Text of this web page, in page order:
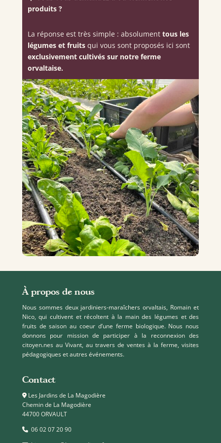
produits ?
La réponse est très simple : absolument tous les
légumes et fruitsqui vous sont proposés ici sont
exclusivement cultivés sur notre ferme
orvaltaise.
À propos de nous
Nous sommes deux jardiniers-maraîchers orvaltais, Romain et
Nico, qui cultivent et récoltent à la main des légumes et des
fruits de saison au coeur d’une ferme biologique. Nous nous
donnons pour mission de participer à la reconnexion des
citoyen.nes au Vivant, au travers de ventes à la ferme, visites
pédagogiques et autres événements.
Contact
Les Jardins de La Magodière
Chemin de La Magodière
44700 ORVAULT
06 02 07 20 90